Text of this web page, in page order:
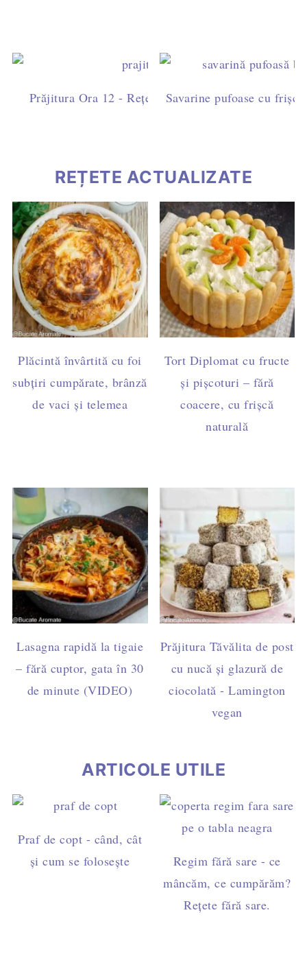
Prăjitura Ora 12 - Rețetă ușoară cu blat de cacao,
Savarine pufoase cu
REȚETE ACTUALIZATE
Plăcintă învârtită cu foi
subțiri cumpărate, brânză
de vaci și telemea
Tort Diplomat cu fructe
și pișcoturi – fără
coacere, cu frișcă
naturală
Lasagna rapidă la tigaie
– fără cuptor, gata în 30
de minute (VIDEO)
Prăjitura Tăvălita de post
cu nucă și glazură de
ciocolată - Lamington
vegan
ARTICOLE UTILE
Praf de copt - când, cât
și cum se folosește
Regim fără sare - ce
mâncăm, ce cumpărăm?
Rețete fără sare.